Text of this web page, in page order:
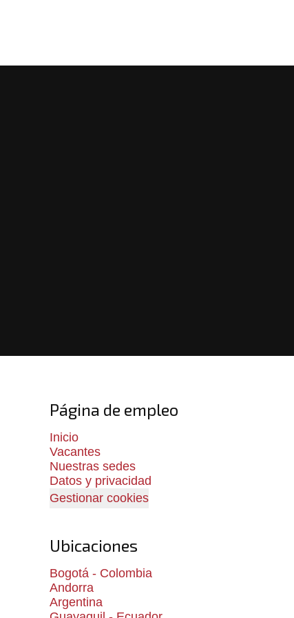
Página de empleo
Inicio
Vacantes
Nuestras sedes
Datos y privacidad
Gestionar cookies
Ubicaciones
Bogotá - Colombia
Andorra
Argentina